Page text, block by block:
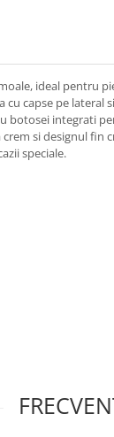
ideal pentru
cu capse pe lateral
botosei integrati
si designul fin
speciale.